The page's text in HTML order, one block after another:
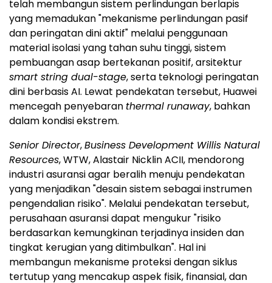
telah membangun sistem perlindungan berlapis
yang memadukan "mekanisme perlindungan pasif
dan peringatan dini aktif" melalui penggunaan
material isolasi yang tahan suhu tinggi, sistem
pembuangan asap bertekanan positif, arsitektur
smart string dual-stage, serta teknologi peringatan
dini berbasis AI. Lewat pendekatan tersebut, Huawei
mencegah penyebaran thermal runaway, bahkan
dalam kondisi ekstrem.
Senior Director,Business Development Willis Natural
Resources, WTW, Alastair Nicklin ACII, mendorong
industri asuransi agar beralih menuju pendekatan
yang menjadikan "desain sistem sebagai instrumen
pengendalian risiko". Melalui pendekatan tersebut,
perusahaan asuransi dapat mengukur "risiko
berdasarkan kemungkinan terjadinya insiden dan
tingkat kerugian yang ditimbulkan". Hal ini
membangun mekanisme proteksi dengan siklus
tertutup yang mencakup aspek fisik, finansial, dan